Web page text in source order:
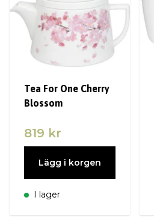
Tea For One Cherry
Blossom
819 kr
Lägg i korgen
I lager